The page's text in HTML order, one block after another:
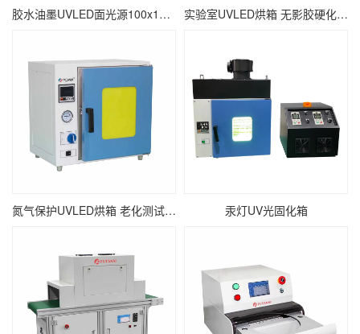
胶水油墨UVLED面光源100x100 瞬间固化面光源UV固化机 实验室UVLED烘箱 无影胶硬化紫外线UV烘干设备
氮气保护UVLED烘箱 老化测试紫外线UV固化箱 汞灯UV光固化箱